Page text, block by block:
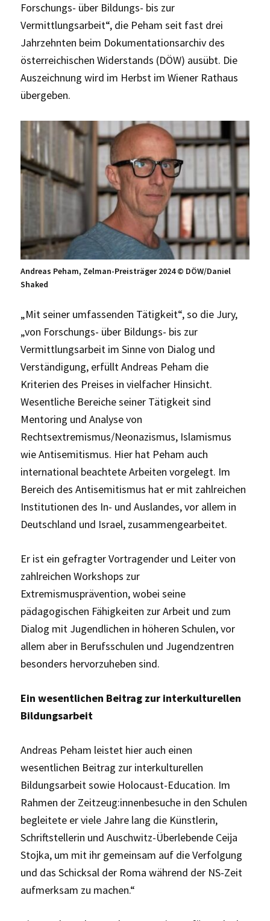
Forschungs- über Bildungs- bis zur
Vermittlungsarbeit“, die Peham seit fast drei
Jahrzehnten beim Dokumentationsarchiv des
österreichischen Widerstands (DÖW) ausübt. Die
Auszeichnung wird im Herbst im Wiener Rathaus
übergeben.
Andreas Peham, Zelman-Preisträger 2024 © DÖW/Daniel
Shaked
„Mit seiner umfassenden Tätigkeit“, so die Jury,
„von Forschungs- über Bildungs- bis zur
Vermittlungsarbeit im Sinne von Dialog und
Verständigung, erfüllt Andreas Peham die
Kriterien des Preises in vielfacher Hinsicht.
Wesentliche Bereiche seiner Tätigkeit sind
Mentoring und Analyse von
Rechtsextremismus/Neonazismus, Islamismus
wie Antisemitismus. Hier hat Peham auch
international beachtete Arbeiten vorgelegt. Im
Bereich des Antisemitismus hat er mit zahlreichen
Institutionen des In- und Auslandes, vor allem in
Deutschland und Israel, zusammengearbeitet.
Er ist ein gefragter Vortragender und Leiter von
zahlreichen Workshops zur
Extremismusprävention, wobei seine
pädagogischen Fähigkeiten zur Arbeit und zum
Dialog mit Jugendlichen in höheren Schulen, vor
allem aber in Berufsschulen und Jugendzentren
besonders hervorzuheben sind.
Ein wesentlichen Beitrag zur interkulturellen
Bildungsarbeit
Andreas Peham leistet hier auch einen
wesentlichen Beitrag zur interkulturellen
Bildungsarbeit sowie Holocaust-Education. Im
Rahmen der Zeitzeug:innenbesuche in den Schulen
begleitete er viele Jahre lang die Künstlerin,
Schriftstellerin und Auschwitz-Überlebende Ceija
Stojka, um mit ihr gemeinsam auf die Verfolgung
und das Schicksal der Roma während der NS-Zeit
aufmerksam zu machen.“